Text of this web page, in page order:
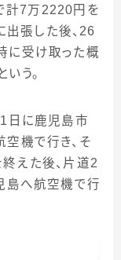
計7万 2220円を
出張した後、 26
に受け取った概
う。
日に鹿児島市
機で行き、そ
えた後、片道2
島へ航空機で行